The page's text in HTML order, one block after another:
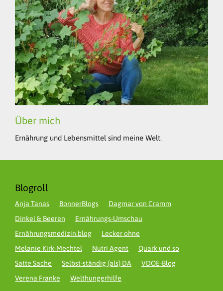
Über mich
Ernährung und Lebensmittel sind meine Welt.
Blogroll
Anja Tanas BonnerBlogs
Dagmar von Cramm
Dinkel & Beeren
Ernährungs-Umschau
Ernährungsmedizin.blog
Lecker ohne
Melanie Kirk-Mechtel
Nutri Agent
Quark und so
Satte Sache
Selbst-ständig (als) DA
VDOE-Blog
Verena Franke
Welthungerhilfe